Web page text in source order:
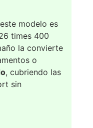
modelo es
times 400
la convierte
o
, cubriendo las
sin